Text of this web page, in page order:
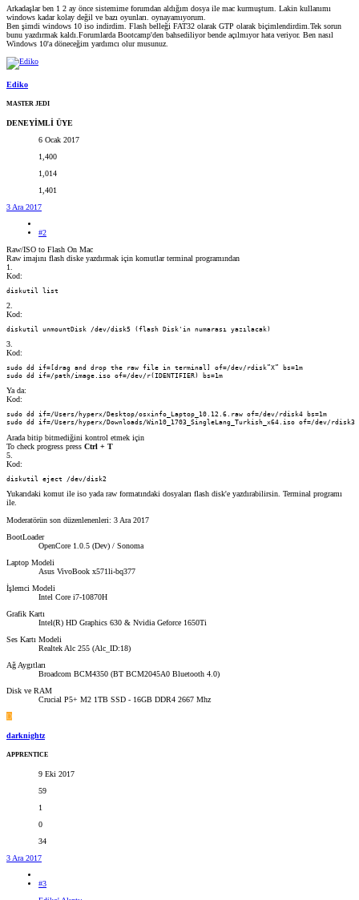
Arkadaşlar ben 1 2 ay önce sistemime forumdan aldığım dosya ile mac kurmuştum. Lakin kullanımı
windows kadar kolay değil ve bazı oyunları. oynayamıyorum.
Ben şimdi windows 10 iso indirdim. Flash belleği FAT32 olarak GTP olarak biçimlendirdim.Tek sorun
bunu yazdırmak kaldı.Forumlarda Bootcamp'den bahsediliyor bende açılmıyor hata veriyor. Ben nasıl
Windows 10'a döneceğim yardımcı olur musunuz.
Ediko
MASTER JEDI
DENEYİMLİ ÜYE
6 Ocak 2017
1,400
1,014
1,401
3 Ara 2017
#2
Raw/ISO to Flash On Mac
Raw imajını flash diske yazdırmak için komutlar terminal programından
1.
Kod:
diskutil list
2.
Kod:
diskutil unmountDisk /dev/disk5 (flash Disk'in numarası yazılacak)
3.
Kod:
sudo dd if=[drag and drop the raw file in terminal] of=/dev/rdisk”X” bs=1m
sudo dd if=/path/image.iso of=/dev/r(IDENTIFIER) bs=1m
Ya da:
Kod:
sudo dd if=/Users/hyperx/Desktop/osxinfo_Laptop_10.12.6.raw of=/dev/rdisk4 bs=1m
sudo dd if=/Users/hyperx/Downloads/Win10_1703_SingleLang_Turkish_x64.iso of=/dev/rdisk3
Arada bitip bitmediğini kontrol etmek için
To check progress press Ctrl + T
5.
Kod:
diskutil eject /dev/disk2
Yukarıdaki komut ile iso yada raw formatındaki dosyaları flash disk'e yazdırabilirsin. Terminal programı
ile.
Moderatörün son düzenlenenleri: 3 Ara 2017
BootLoader
OpenCore 1.0.5 (Dev) / Sonoma
Laptop Modeli
Asus VivoBook x571li-bq377
İşlemci Modeli
Intel Core i7-10870H
Grafik Kartı
Intel(R) HD Graphics 630 & Nvidia Geforce 1650Ti
Ses Kartı Modeli
Realtek Alc 255 (Alc_ID:18)
Ağ Aygıtları
Broadcom BCM4350 (BT BCM2045A0 Bluetooth 4.0)
Disk ve RAM
Crucial P5+ M2 1TB SSD - 16GB DDR4 2667 Mhz
D
darknightz
APPRENTICE
9 Eki 2017
59
1
0
34
3 Ara 2017
#3